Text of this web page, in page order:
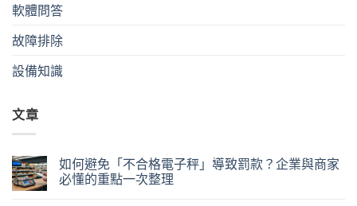
軟體問答
故障排除
設備知識
文章
如何避免「不合格電子秤」導致罰款？企業與商家
必懂的重點一次整理